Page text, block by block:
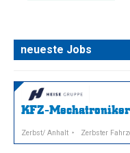
neueste Jobs
KFZ-
Zerbst/ Anhalt Zerbster